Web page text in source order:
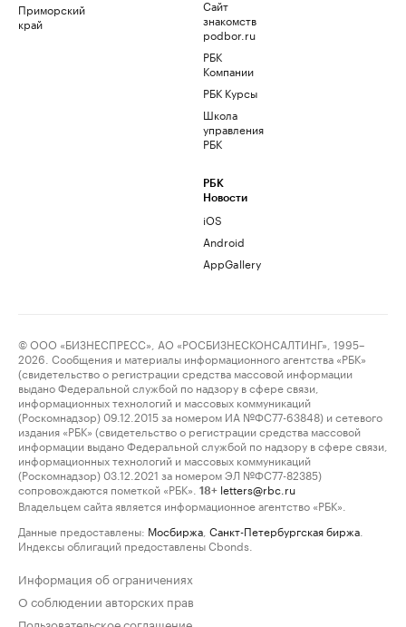
Приморский
край
Сайт
знакомств
podbor.ru
РБК
Компании
РБК Курсы
Школа
управления
РБК
РБК
Новости
iOS
Android
AppGallery
© ООО «БИЗНЕСПРЕСС», АО «РОСБИЗНЕСКОНСАЛТИНГ», 1995–
2026. Сообщения и материалы информационного агентства «РБК»
(свидетельство о регистрации средства массовой информации
выдано Федеральной службой по надзору в сфере связи,
информационных технологий и массовых коммуникаций
(Роскомнадзор) 09.12.2015 за номером ИА №ФС77-63848) и сетевого
издания «РБК» (свидетельство о регистрации средства массовой
информации выдано Федеральной службой по надзору в сфере связи,
информационных технологий и массовых коммуникаций
(Роскомнадзор) 03.12.2021 за номером ЭЛ №ФС77-82385)
сопровождаются пометкой «РБК».
18+ letters@rbc.ru
Владельцем сайта является информационное агентство «РБК».
Данные предоставлены: Мосбиржа Санкт-Петербургская биржа
Индексы облигаций предоставлены Cbonds.
Информация об ограничениях
О соблюдении авторских прав